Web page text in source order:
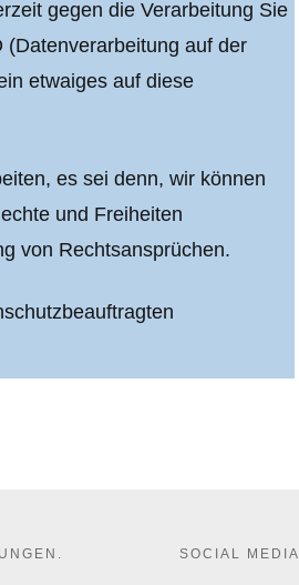
gegen die Verarbeitung Sie
(Datenverarbeitung auf der
etwaiges auf diese
es sei denn, wir können
und Freiheiten
von Rechtsansprüchen.
SOCIAL MEDIA